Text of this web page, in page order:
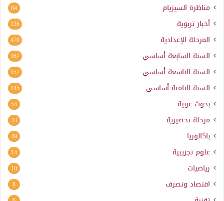
مناظرة السيزيام 84
أخبار تربوية 226
المرحلة الإعدادية 470
السنة السابعة أساسي 167
السنة التاسعة أساسي 157
السنة الثامنة أساسي 145
بحوث عربية 54
مرحلة تحضيرية 33
باكالوريا 49
علوم تجريبية 14
رياضيات 10
اقتصاد وتصرف 8